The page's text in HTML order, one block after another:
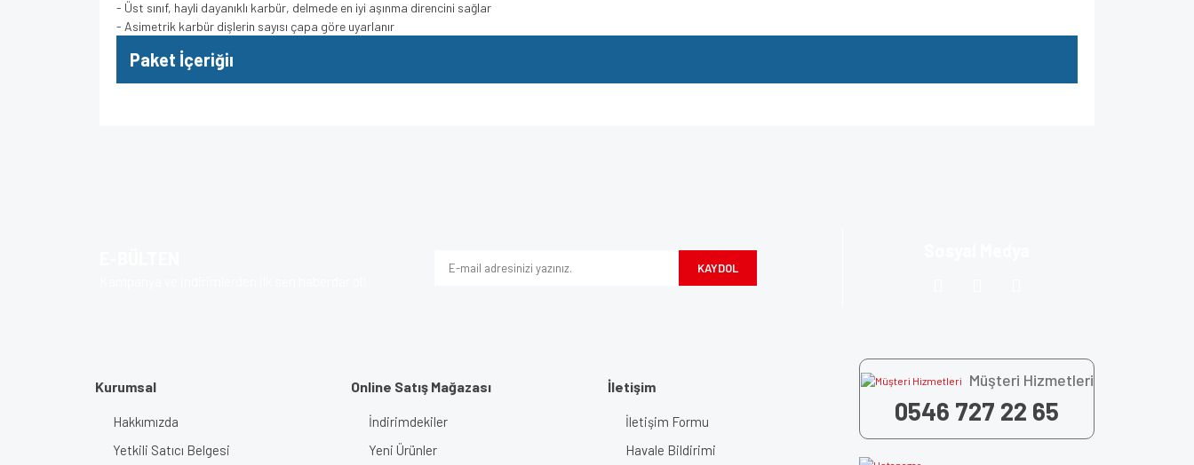
- Üst sınıf, hayli dayanıklı karbür, delmede en iyi aşınma direncini sağlar
- Asimetrik karbür dişlerin sayısı çapa göre uyarlanır
Paket İçeriğiı
KAYDOL
Kurumsal
Hakkımızda
Yetkili Satıcı Belgesi
Online Satış Mağazası
İndirimdekiler
Yeni Ürünler
İletişim
İletişim Formu
Havale Bildirimi
Müşteri Hizmetleri
0546 727 22 65